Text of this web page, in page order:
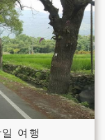
여행